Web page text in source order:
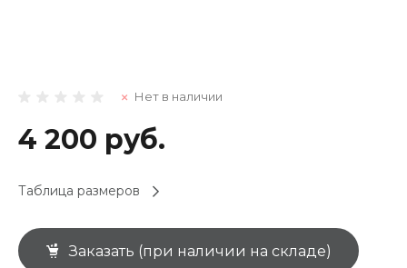
Нет в наличии
4 200 руб.
Таблица размеров
Заказать (при наличии на складе)